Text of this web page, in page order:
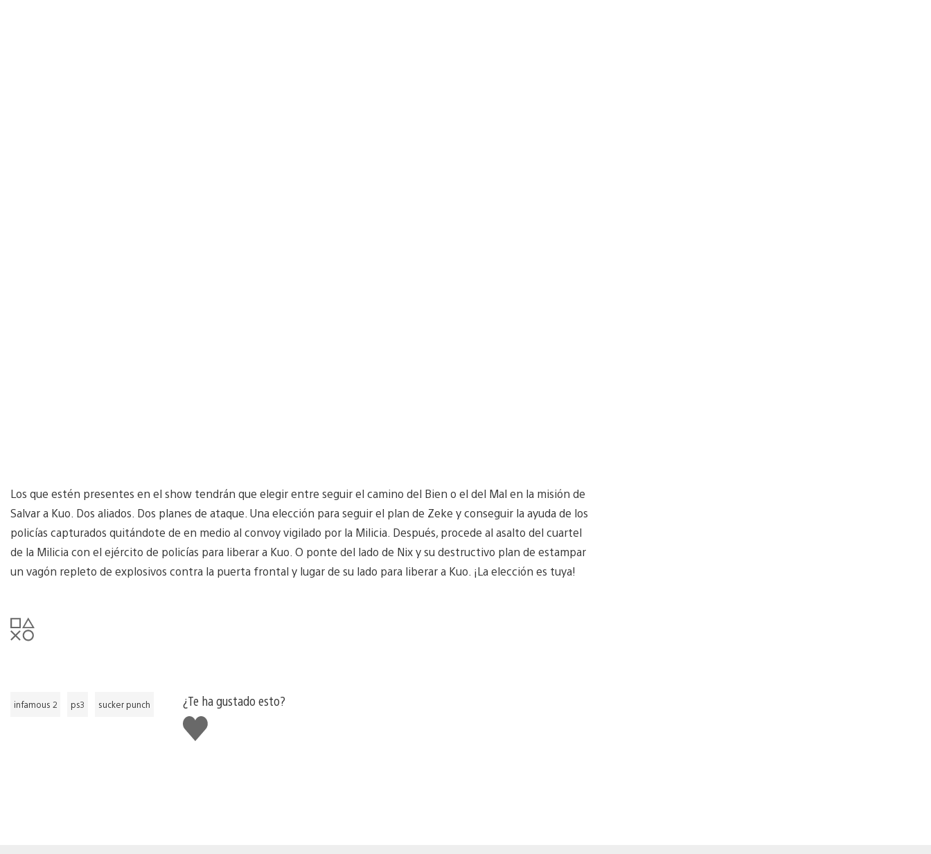
Los que estén presentes en el show tendrán que elegir entre seguir el camino del Bien o el del Mal en la misión de
Salvar a Kuo. Dos aliados. Dos planes de ataque. Una elección para seguir el plan de Zeke y conseguir la ayuda de los
policías capturados quitándote de en medio al convoy vigilado por la Milicia. Después, procede al asalto del cuartel
de la Milicia con el ejército de policías para liberar a Kuo. O ponte del lado de Nix y su destructivo plan de estampar
un vagón repleto de explosivos contra la puerta frontal y lugar de su lado para liberar a Kuo. ¡La elección es tuya!
infamous 2 ps3 sucker punch
¿Te ha gustado esto?
Me
gusta